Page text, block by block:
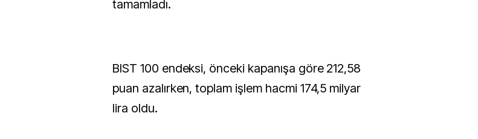
tamamladı.
BIST 100 endeksi, önceki kapanışa göre 212,58
puan azalırken, toplam işlem hacmi 174,5 milyar
lira oldu.